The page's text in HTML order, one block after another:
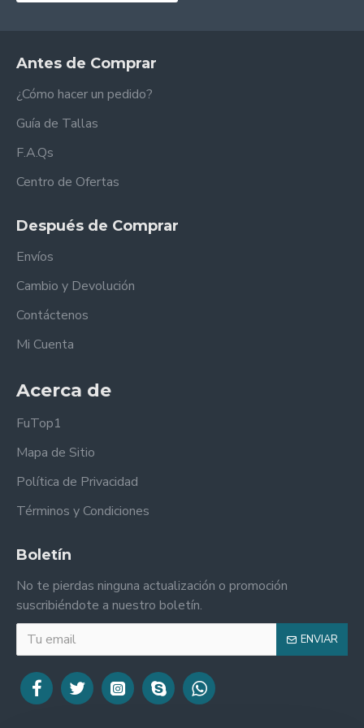
Antes de Comprar
¿Cómo hacer un pedido?
Guía de Tallas
F.A.Qs
Centro de Ofertas
Después de Comprar
Envíos
Cambio y Devolución
Contáctenos
Mi Cuenta
Acerca de
FuTop1
Mapa de Sitio
Política de Privacidad
Términos y Condiciones
Boletín
No te pierdas ninguna actualización o promoción
suscribiéndote a nuestro boletín.
ENVIAR